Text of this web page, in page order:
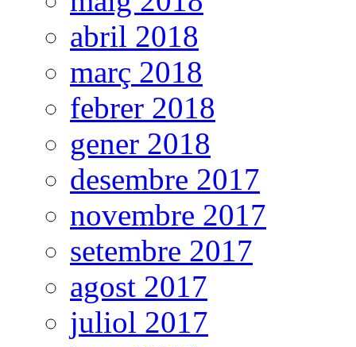
abril 2018
març 2018
febrer 2018
gener 2018
desembre 2017
novembre 2017
setembre 2017
agost 2017
juliol 2017